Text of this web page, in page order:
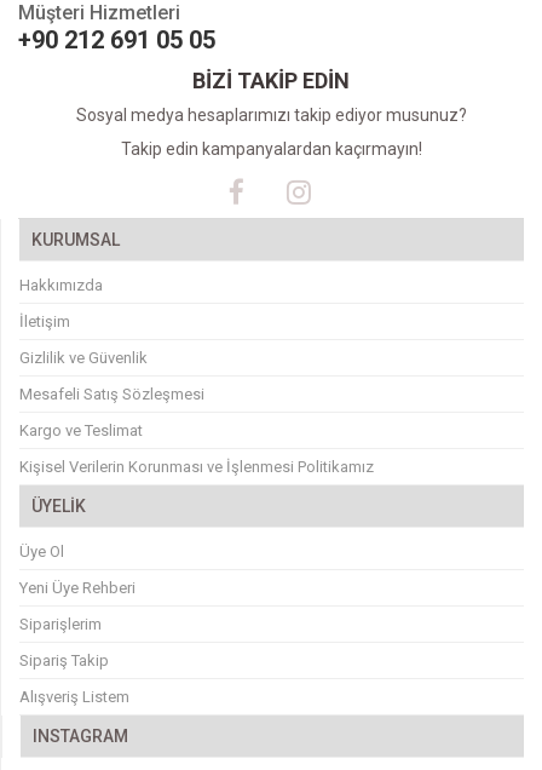
Müşteri Hizmetleri
+90 212 691 05 05
BİZİ TAKİP EDİN
Sosyal medya hesaplarımızı takip ediyor musunuz?
Takip edin kampanyalardan kaçırmayın!
KURUMSAL
Hakkımızda
İletişim
Gizlilik ve Güvenlik
Mesafeli Satış Sözleşmesi
Kargo ve Teslimat
Kişisel Verilerin Korunması ve İşlenmesi Politikamız
ÜYELİK
Üye Ol
Yeni Üye Rehberi
Siparişlerim
Sipariş Takip
Alışveriş Listem
INSTAGRAM